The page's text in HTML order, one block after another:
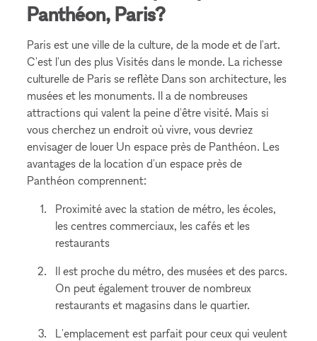
Panthéon, Paris?
Paris est une ville de la culture, de la mode et de l'art.
C'est l'un des plus Visités dans le monde. La richesse
culturelle de Paris se reflète Dans son architecture, les
musées et les monuments. Il a de nombreuses
attractions qui valent la peine d'être visité. Mais si
vous cherchez un endroit où vivre, vous devriez
envisager de louer Un espace près de Panthéon. Les
avantages de la location d'un espace près de
Panthéon comprennent:
Proximité avec la station de métro, les écoles,
les centres commerciaux, les cafés et les
restaurants
Il est proche du métro, des musées et des parcs.
On peut également trouver de nombreux
restaurants et magasins dans le quartier.
L'emplacement est parfait pour ceux qui veulent